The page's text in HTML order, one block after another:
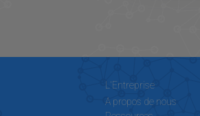
L'Entreprise
A propos de nous